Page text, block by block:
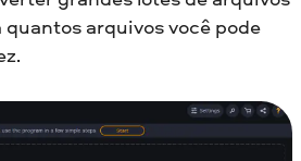
arquivos você pode